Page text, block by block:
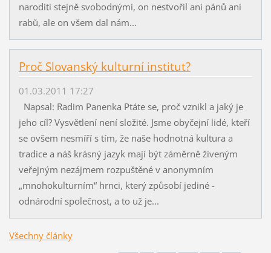
naroditi stejně svobodnými, on nestvořil ani pánů ani
rabů, ale on všem dal nám...
Proč Slovanský kulturní institut?
01.03.2011 17:27
Napsal: Radim Panenka Ptáte se, proč vznikl a jaký je
jeho cíl? Vysvětlení není složité. Jsme obyčejní lidé, kteří
se ovšem nesmíří s tím, že naše hodnotná kultura a
tradice a náš krásný jazyk mají být záměrně živeným
veřejným nezájmem rozpuštěné v anonymním
„mnohokulturním“ hrnci, který způsobí jediné -
odnárodní společnost, a to už je...
Všechny články